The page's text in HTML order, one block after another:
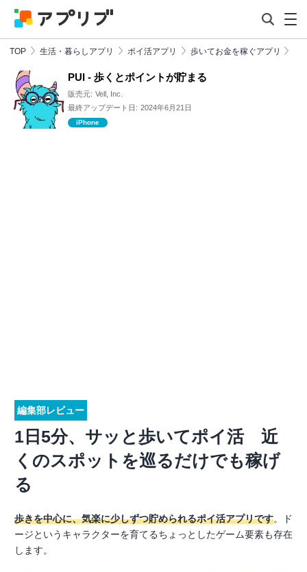
TOP 生活・暮らしアプリ ポイ活アプリ 歩いてお金を稼ぐアプリ
PUI - 歩くとポイントが貯まる
販売元: Vell, Inc.
最終アップデート日: 2024年6月21日
iPhone
編集部レビュー
1日5分、サッと歩いてポイ活 近
くのスポットを巡るだけでも稼げ
る
歩きを中心に、気楽に少しずつ貯められるポイ活アプリです。ド
ージというキャラクターを育てるちょっとしたゲーム要素も存在
します。